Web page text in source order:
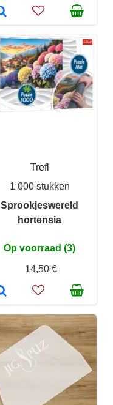
Trefl
1 000 stukken
Sprookjeswereld
hortensia
Op voorraad (3)
14,50 €